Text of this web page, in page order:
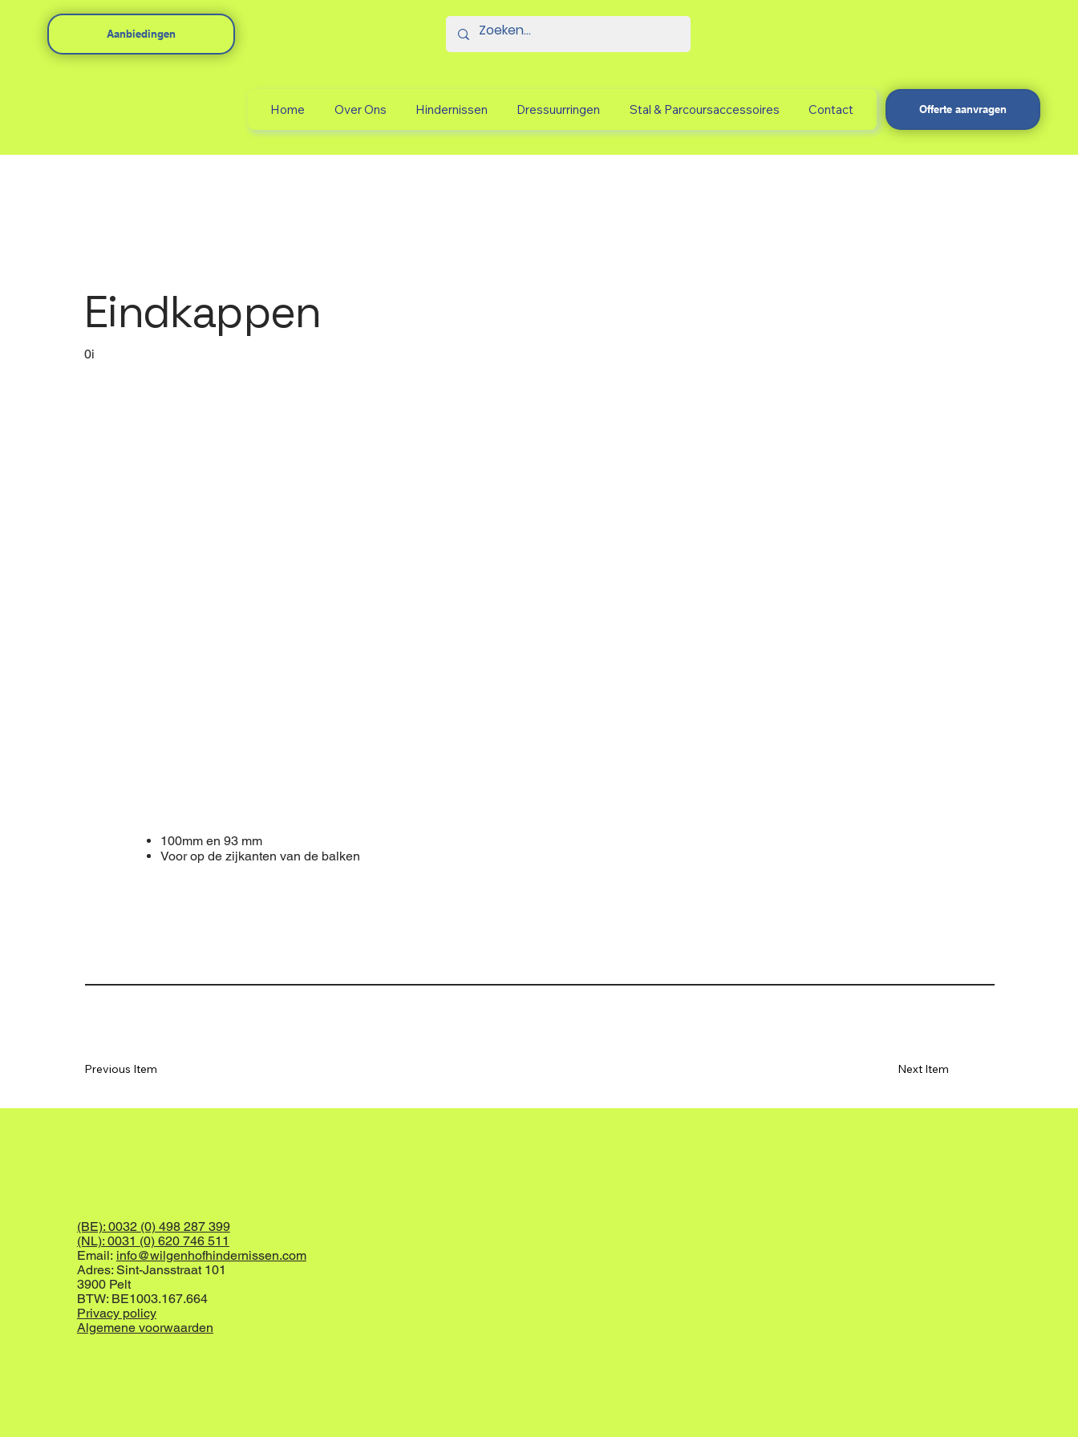
Home Over Ons Hindernissen Dressuurringen Stal & Parcoursaccessoires Contact
Aanbiedingen
Offerte aanvragen
Eindkappen
0i
100mm en 93 mm
Voor op de zijkanten van de balken
Previous Item Next Item
(BE): 0032 (0) 498 287 399
(NL): 0031 (0) 620 746 511
Email: info@wilgenhofhindernissen.com
Adres: Sint-Jansstraat 101
3900 Pelt
BTW: BE1003.167.664
Privacy policy
Algemene voorwaarden